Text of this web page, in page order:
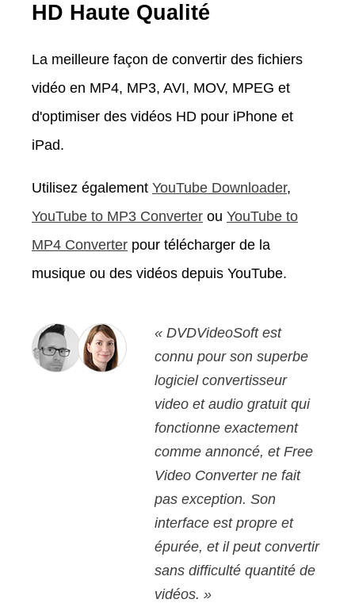
HD Haute Qualité
La meilleure façon de convertir des fichiers
vidéo en MP4, MP3, AVI, MOV, MPEG et
d'optimiser des vidéos HD pour iPhone et
iPad.
Utilisez également YouTube Downloader,
YouTube to MP3 Converter ou YouTube to
MP4 Converter pour télécharger de la
musique ou des vidéos depuis YouTube.
« DVDVideoSoft est
connu pour son superbe
logiciel convertisseur
video et audio gratuit qui
fonctionne exactement
comme annoncé, et Free
Video Converter ne fait
pas exception. Son
interface est propre et
épurée, et il peut convertir
sans difficulté quantité de
vidéos. »